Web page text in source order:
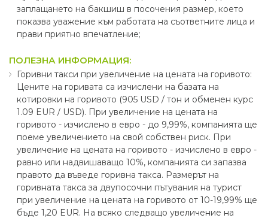
заплащането на бакшиш в посочения размер, което
показва уважение към работата на съответните лица и
прави приятно впечатление;
ПОЛЕЗНА ИНФОРМАЦИЯ:
Горивни такси при увеличение на цената на горивото:
Цените на горивата са изчислени на базата на
котировки на горивото (905 USD ∕ тон и обменен курс
1.09 EUR ∕ USD). При увеличение на цената на
горивото - изчислено в евро - до 9,99%, компанията ще
поеме увеличението на свой собствен риск. При
увеличение на цената на горивото - изчислено в евро -
равно или надвишаващо 10%, компанията си запазва
правото да въведе горивна такса. Размерът на
горивната такса за двупосочни пътувания на турист
при увеличение на цената на горивото от 10-19,99% ще
бъде 1,20 EUR. На всяко следващо увеличение на